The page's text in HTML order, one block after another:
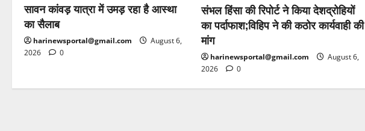
सावन कांवड़ यात्रा में उमड़ रहा है आस्था
का सैलाब
harinewsportal@gmail.com
August 6,
2026
0
संभल हिंसा की रिपोर्ट ने किया देशद्रोहियों
का पर्दाफाश;विहिप ने की कठोर कार्यवाही की
मांग
harinewsportal@gmail.com
August 6,
2026
0